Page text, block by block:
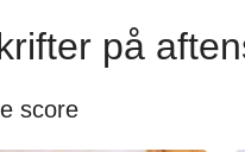
på
score